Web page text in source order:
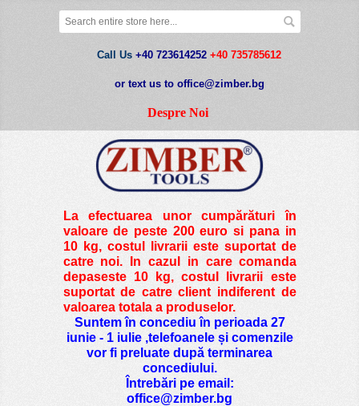
Call Us +40 723614252 +40 735785612
or text us to office@zimber.bg
Despre Noi
La efectuarea unor cumpărături în
valoare de peste200 euro si pana in
10 kg, costul livrarii este suportat de
catre noi. In cazul in care comanda
depaseste 10 kg, costul livrarii este
suportat de catre client indiferent de
valoarea totala a produselor.
Suntem în concediu în perioada 27
iunie - 1 iulie ,telefoanele și comenzile
vor fi preluate după terminarea
concediului.
Întrebări pe email:
office@zimber.bg